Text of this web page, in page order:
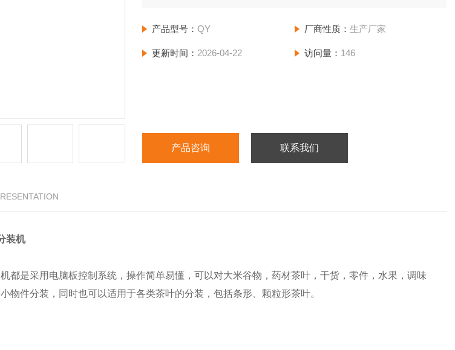
产品型号：QY 厂商性质： 生产厂家
更新时间： 2026-04-22 访问量： 146
产品咨询 联系我们
装机
都是采用电脑板控制系统，操作简单易懂，可以对大米谷物，药材茶叶，干货，零件，水果，调味
物件分装，同时也可以适用于各类茶叶的分装，包括条形、颗粒形茶叶。